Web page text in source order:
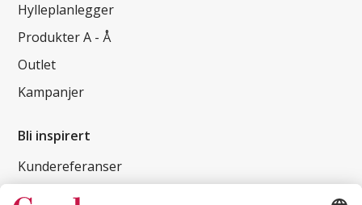
Hylleplanlegger
Produkter A - Å
Outlet
Kampanjer
Bli inspirert
Kundereferanser
Magasin